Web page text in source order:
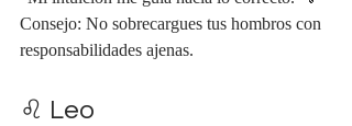
Consejo: No sobrecargues tus hombros con
responsabilidades ajenas.
♌ Leo